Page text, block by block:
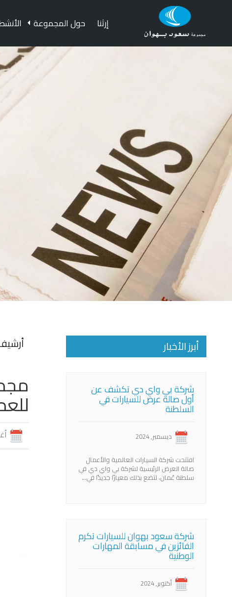
إرثنا حول المجموعة
أبرز الأخبار
شركة بي واي دي تكشف عن
أول صالة عرض للسيارات في
السلطنة
ديسمبر, 2024
افتتحت شركة السيارات العالمية والأعمال
صالة العرض الرئيسية لشركة بي واي دي في
سلطنة عُمان، لتضع بذلك معيارًا جديدًا في…
شركة سعود بهوان للسيارات تكرم
الفائزين في مسابقة المهارات
الوطنية
أكتوبر, 2024